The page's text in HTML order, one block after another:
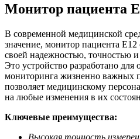
Монитор пациента
В современной медицинской
значение, монитор пациента
своей надежностью, точностью
Это устройство разработано
мониторинга жизненно важных
позволяет медицинскому
на любые изменения в их
Ключевые преимущества:
Высокая точность